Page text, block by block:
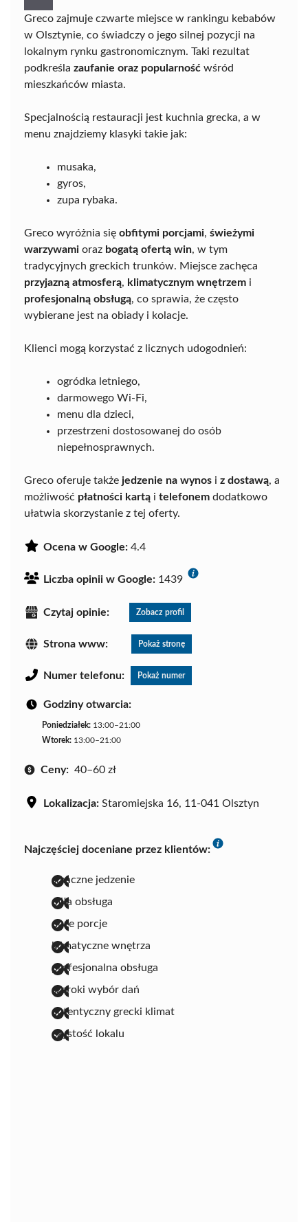
Greco zajmuje czwarte miejsce w rankingu kebabów
w Olsztynie, co świadczy o jego silnej pozycji na
lokalnym rynku gastronomicznym. Taki rezultat
podkreśla zaufanie oraz popularność wśród
mieszkańców miasta.
Specjalnością restauracji jest kuchnia grecka, a w
menu znajdziemy klasyki takie jak:
musaka,
gyros,
zupa rybaka.
Greco wyróżnia się obfitymi porcjami, świeżymi
warzywami oraz bogatą ofertą win, w tym
tradycyjnych greckich trunków. Miejsce zachęca
przyjazną atmosferą, klimatycznym wnętrzem i
profesjonalną obsługą, co sprawia, że często
wybierane jest na obiady i kolacje.
Klienci mogą korzystać z licznych udogodnień:
ogródka letniego,
darmowego Wi-Fi,
menu dla dzieci,
przestrzeni dostosowanej do osób
niepełnosprawnych.
Greco oferuje także jedzenie na wynos i z dostawą, a
możliwość płatności kartą i telefonem dodatkowo
ułatwia skorzystanie z tej oferty.
Ocena w Google: 4.4
Liczba opinii w Google: 1439
Czytaj opinie: Zobacz profil
Strona www: Pokaż stronę
Numer telefonu: Pokaż numer
Godziny otwarcia:
Poniedziałek: 13:00–21:00
Wtorek: 13:00–21:00
Ceny: 40–60 zł
Lokalizacja: Staromiejska 16, 11-041 Olsztyn
Najczęściej doceniane przez klientów:
smaczne jedzenie
miła obsługa
duże porcje
klimatyczne wnętrza
profesjonalna obsługa
szeroki wybór dań
autentyczny grecki klimat
czystość lokalu